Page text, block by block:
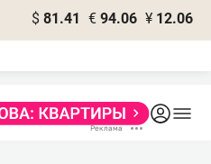
$ 81.41 € 94.06 ¥ 12.06